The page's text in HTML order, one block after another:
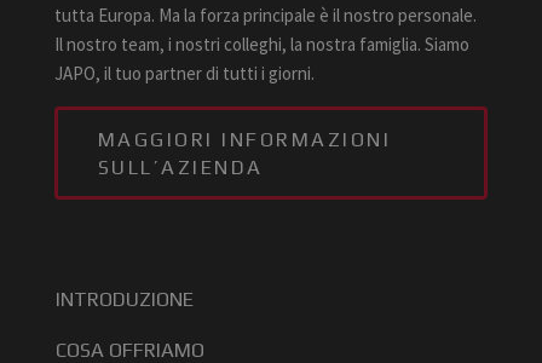
tutta Europa. Ma la forza principale è il nostro personale.
Il nostro team, i nostri colleghi, la nostra famiglia. Siamo
JAPO, il tuo partner di tutti i giorni.
MAGGIORI INFORMAZIONI
SULL’AZIENDA
INTRODUZIONE
COSA OFFRIAMO